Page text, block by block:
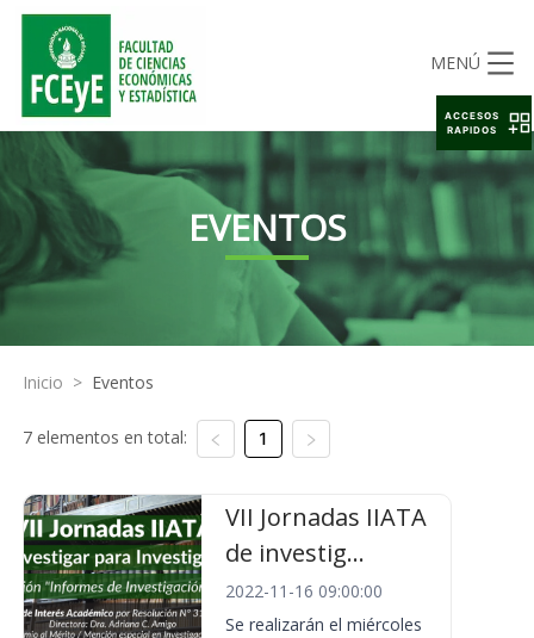
MENÚ
EVENTOS
Inicio > Eventos
7 elementos en total: 1
VII Jornadas IIATA
de investig...
2022-11-16 09:00:00
Se realizarán el miércoles
ACCESOS
RAPIDOS